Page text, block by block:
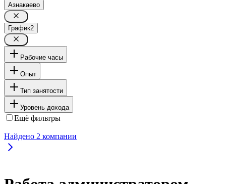
Азнакаево
График2
Рабочие часы
Опыт
Тип занятости
Уровень дохода
Ещё фильтры
Найдено 2 компании